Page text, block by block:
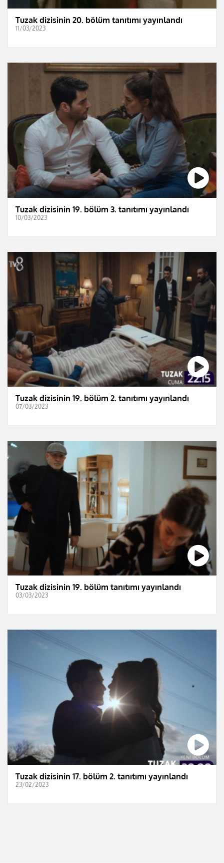
Tuzak dizisinin 20. bölüm tanıtımı yayınlandı
11/03/2023
Tuzak dizisinin 19. bölüm 3. tanıtımı yayınlandı
10/03/2023
Tuzak dizisinin 19. bölüm 2. tanıtımı yayınlandı
07/03/2023
Tuzak dizisinin 19. bölüm tanıtımı yayınlandı
03/03/2023
Tuzak dizisinin 17. bölüm 2. tanıtımı yayınlandı
23/02/2023